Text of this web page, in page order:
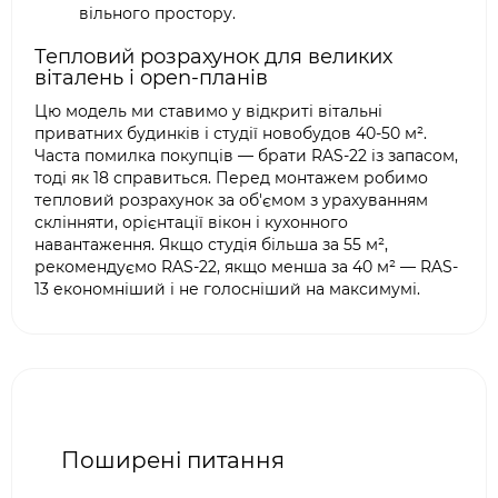
вільного простору.
Тепловий розрахунок для великих
віталень і open-планів
Цю модель ми ставимо у відкриті вітальні
приватних будинків і студії новобудов 40-50 м².
Часта помилка покупців — брати RAS-22 із запасом,
тоді як 18 справиться. Перед монтажем робимо
тепловий розрахунок за об'ємом з урахуванням
склінняти, орієнтації вікон і кухонного
навантаження. Якщо студія більша за 55 м²,
рекомендуємо RAS-22, якщо менша за 40 м² — RAS-
13 економніший і не голосніший на максимумі.
Поширені питання